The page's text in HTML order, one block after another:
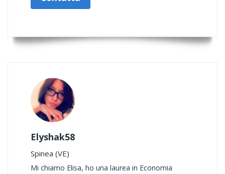
Elyshak58
Spinea (VE)
Mi chiamo Elisa, ho una laurea in Economia